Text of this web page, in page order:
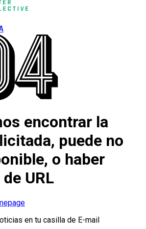
encontrar la
puede no
o haber
URL
en tu casilla de E-mail